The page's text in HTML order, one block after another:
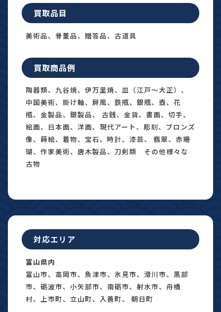
買取品目
美術品、骨董品、贈答品、古道具
買取商品例
陶器類、九谷焼、伊万里焼、皿（江戸〜大正）、
中国美術、掛け軸、屏風、鉄瓶、銀瓶、壺、花
瓶、金製品、銀製品、 古銭、金貨、書画、切手、
絵画、日本画、洋画、現代アート、彫刻、ブロンズ
像、蒔絵、着物、宝石、時計、漆芸、 翡翠、赤珊
瑚、作家美術、唐木製品、刀剣類 その他様々な
古物
対応エリア
富山県内
富山市、高岡市、魚津市、氷見市、滑川市、黒部
市、砺波市、小矢部市、南砺市、射水市、舟橋
村、上市町、立山町、入善町、 朝日町